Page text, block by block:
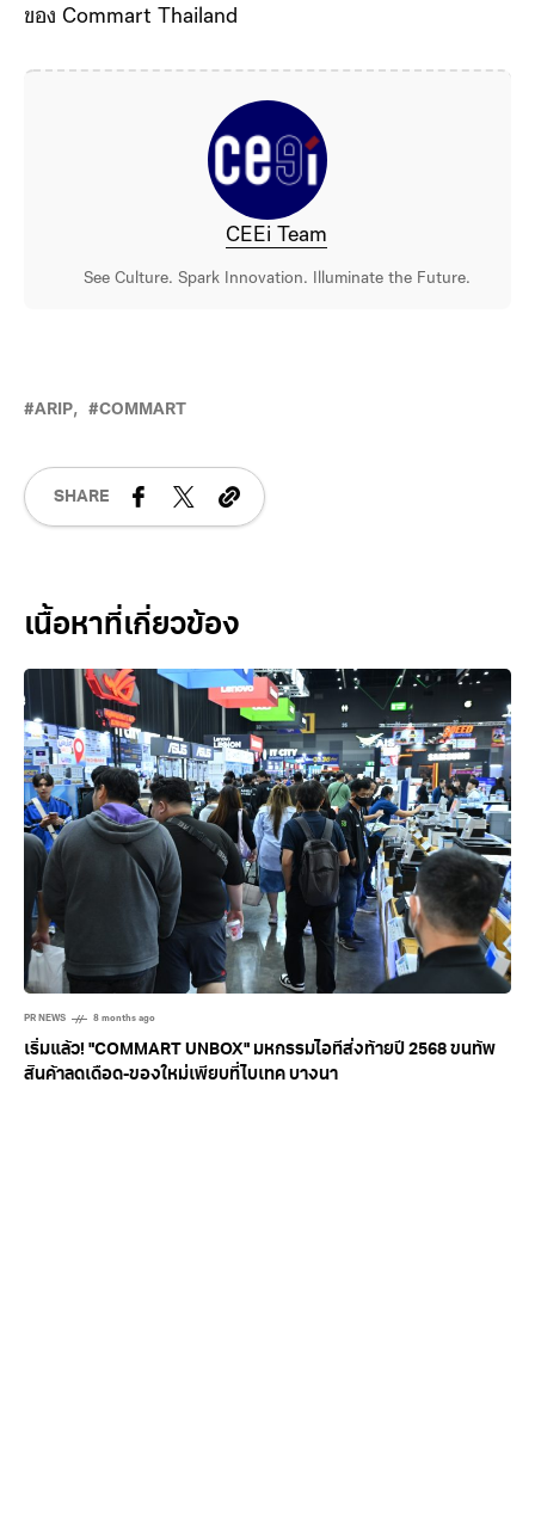
ของ Commart Thailand
CEEi Team
See Culture. Spark Innovation. Illuminate the Future.
ARIP COMMART
SHARE
Related Posts
PR NEWS 8 months ago
เริ่มแล้ว! "COMMART UNBOX" มหกรรมไอทีส่งท้ายปี 2568 ขนทัพ
สินค้าลดเดือด-ของใหม่เพียบที่ไบเทค บางนา